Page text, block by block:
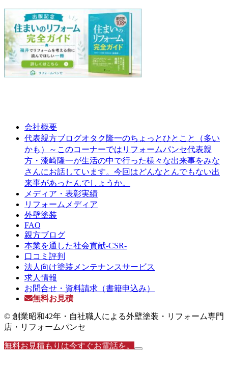
会社概要
代表親方ブログオタク隆一のちょっとひとこと（多い
かも）～このコーナーではリフォームパンセ代表親
方・漆崎隆一が生活の中で行った様々な出来事をみな
さんにお話しています。今回はどんなとんでもない出
来事があったんでしょうか。
メディア・表彰実績
リフォームメディア
外壁塗装
FAQ
親方ブログ
本業を通した社会貢献-CSR-
口コミ評判
法人向け塗装メンテナンスサービス
求人情報
お問合せ・資料請求（書籍申込み）
無料お見積
© 創業昭和42年・自社職人による外壁塗装・リフォーム専門
店・リフォームパンセ
無料お見積もりは今すぐお電話を。